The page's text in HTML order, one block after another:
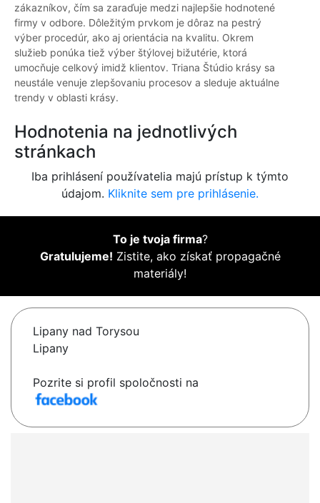
zákazníkov, čím sa zaraďuje medzi najlepšie hodnotené
firmy v odbore. Dôležitým prvkom je dôraz na pestrý
výber procedúr, ako aj orientácia na kvalitu. Okrem
služieb ponúka tiež výber štýlovej bižutérie, ktorá
umocňuje celkový imidž klientov. Triana Štúdio krásy sa
neustále venuje zlepšovaniu procesov a sleduje aktuálne
trendy v oblasti krásy.
Hodnotenia na jednotlivých
stránkach
Iba prihlásení používatelia majú prístup k týmto
údajom. Kliknite sem pre prihlásenie.
To je tvoja firma?
Gratulujeme! Zistite, ako získať propagačné
materiály!
Lipany nad Torysou
Lipany
Pozrite si profil spoločnosti na